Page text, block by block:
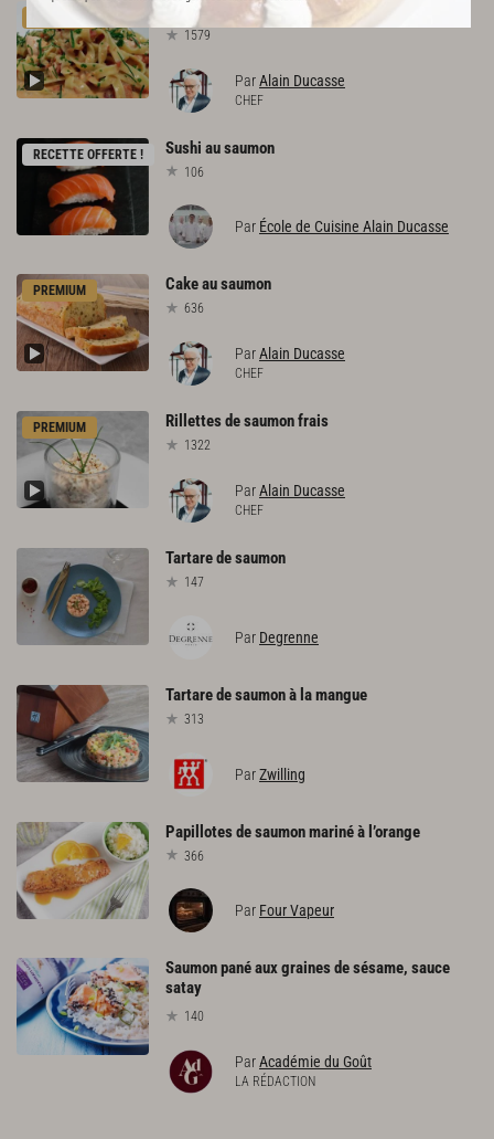
PREMIUM Tagliatelles au saumon frais
1579
ParAlain Ducasse
CHEF
RECETTE OFFERTE ! Sushi ausaumon
106
Par École de Cuisine Alain Ducasse
PREMIUM Cakeausaumon
636
ParAlain Ducasse
CHEF
PREMIUM Rillettesdesaumonfrais
1322
ParAlain Ducasse
CHEF
Tartaredesaumon
147
Par Degrenne
Tartaredesaumonà lamangue
313
ParZwilling
Papillotesdesaumonmarinéà l’orange
366
Par Four Vapeur
Saumon pané aux graines de sésame, sauce
satay
140
ParAcadémie du Goût
LA RÉDACTION